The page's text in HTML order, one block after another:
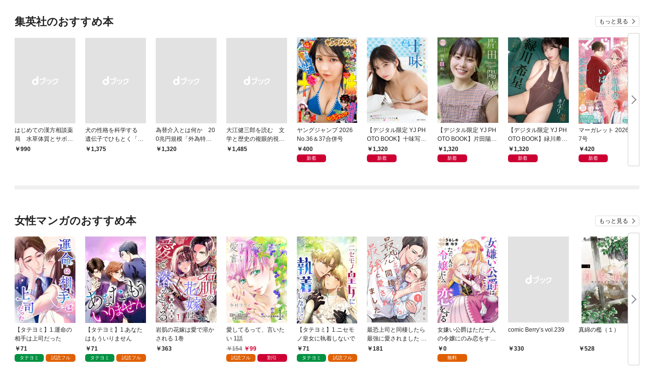
集英社のおすすめ本 もっと見る
はじめての漢方相談薬
局 水草体質とサボテ
ン体質
￥990
犬の性格を科学する
遺伝子でひもとく「最
良の友」の進化
￥1,375
為替介入とは何か 20
0兆円規模「外為特
会」が生まれた謎
￥1,320
大江健三郎を読む 文
学と歴史の複眼的視点
から
￥1,485
ヤングジャンプ 2026
No.36＆37合併号
400
新着
【デジタル限定 YJ PH
OTO BOOK】十味写真
集「続・『ぽみ』！？
どこでもトレイン・ベ
1,320
新着
【デジタル限定 YJ PH
OTO BOOK】片田陽依
写真集「羽色日和」
1,320
新着
【デジタル限定 YJ PH
OTO BOOK】緑川希星
写真集「きらら、キラ
リ」
1,320
新着
マーガレット 2026年1
7号
420
新着
女性マンガのおすすめ本 もっと見る
【タテヨミ】1.運命の
相手は上司だった
71
タテヨミ 試読フル
【タテヨミ】1.あなた
はもういりません
71
タテヨミ 試読フル
岩肌の花嫁は愛で溶か
される 1巻
363
愛してるって、言いた
い 1話
154
99
試読フル 割引
【タテヨミ】1.ニセモ
ノ皇女に執着しないで
71
タテヨミ 試読フル
最恐上司と同棲したら
最強に愛されました 1
巻181
女嫌い公爵はただ一人
の令嬢にのみ恋をする
（分冊版）第１話
0
無料
comic Berry’s vol.239
￥330
真綿の檻（１）
528